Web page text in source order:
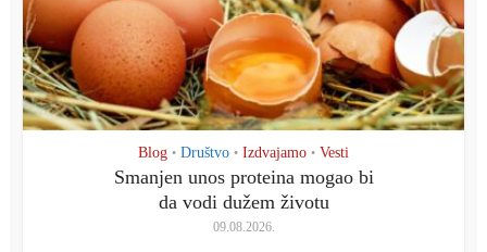
Blog • Društvo • Izdvajamo • Vesti
Smanjen unos proteina mogao bi
da vodi dužem životu
09.08.2026.